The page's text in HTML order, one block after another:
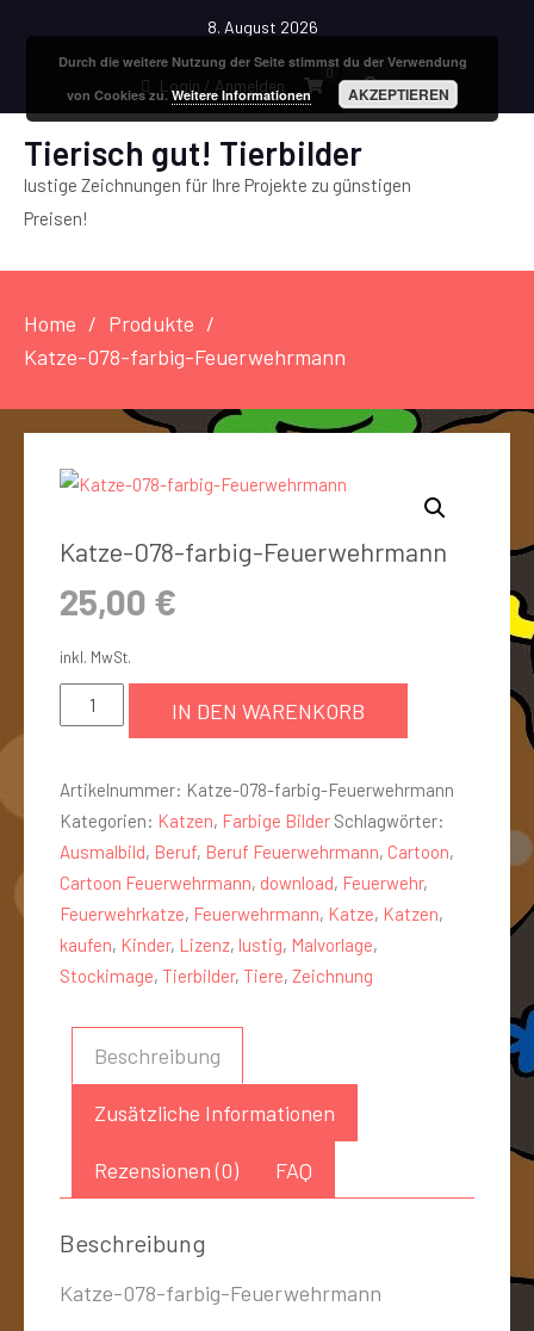
8. August 2026
Login / Anmelden
0
Tierisch gut! Tierbilder
lustige Zeichnungen für Ihre Projekte zu günstigen
Preisen!
Home
Produkte
Katze-078-farbig-Feuerwehrmann
Katze-078-farbig-Feuerwehrmann
25,00 €
inkl. MwSt.
IN DEN WARENKORB
Artikelnummer: Katze-078-farbig-Feuerwehrmann
Kategorien: Katzen, Farbige Bilder Schlagwörter:
Ausmalbild, Beruf, Beruf Feuerwehrmann, Cartoon,
Cartoon Feuerwehrmann, download, Feuerwehr,
Feuerwehrkatze, Feuerwehrmann, Katze, Katzen,
kaufen, Kinder, Lizenz, lustig, Malvorlage,
Stockimage, Tierbilder, Tiere, Zeichnung
Beschreibung
Zusätzliche Informationen
Rezensionen (0) FAQ
Beschreibung
Katze-078-farbig-Feuerwehrmann
Durch die weitere Nutzung der Seite stimmst du der Verwendung
von Cookies zu.Weitere Informationen AKZEPTIEREN